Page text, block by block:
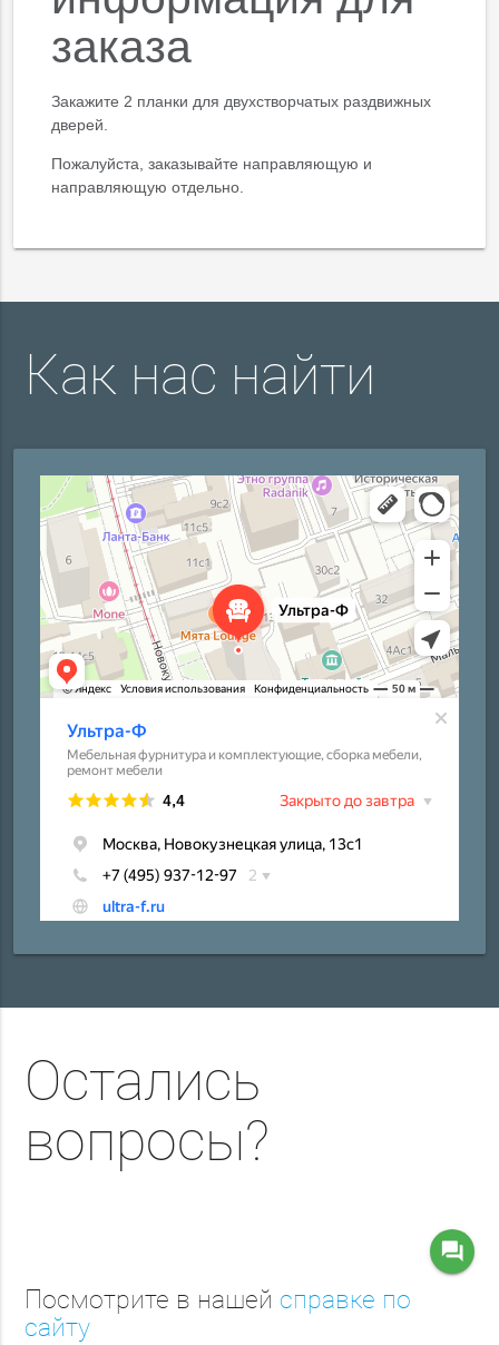
заказа
Закажите 2 планки для двухстворчатых раздвижных
дверей.
Пожалуйста, заказывайте направляющую и
направляющую отдельно.
Как нас найти
Остались
вопросы?
question_answer
Посмотрите в нашей справке по
сайту